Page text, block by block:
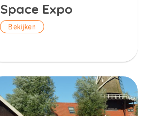
Space Expo
Bekijken